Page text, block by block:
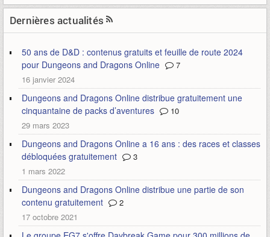
Dernières actualités
50 ans de D&D : contenus gratuits et feuille de route 2024
pour Dungeons and Dragons Online
7
16 janvier 2024
Dungeons and Dragons Online distribue gratuitement une
cinquantaine de packs d’aventures
10
29 mars 2023
Dungeons and Dragons Online a 16 ans : des races et classes
débloquées gratuitement
3
1 mars 2022
Dungeons and Dragons Online distribue une partie de son
contenu gratuitement
2
17 octobre 2021